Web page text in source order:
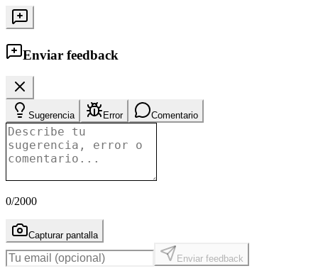
Enviar feedback
Sugerencia Error Comentario
0/2000
Capturar pantalla
Enviar feedback